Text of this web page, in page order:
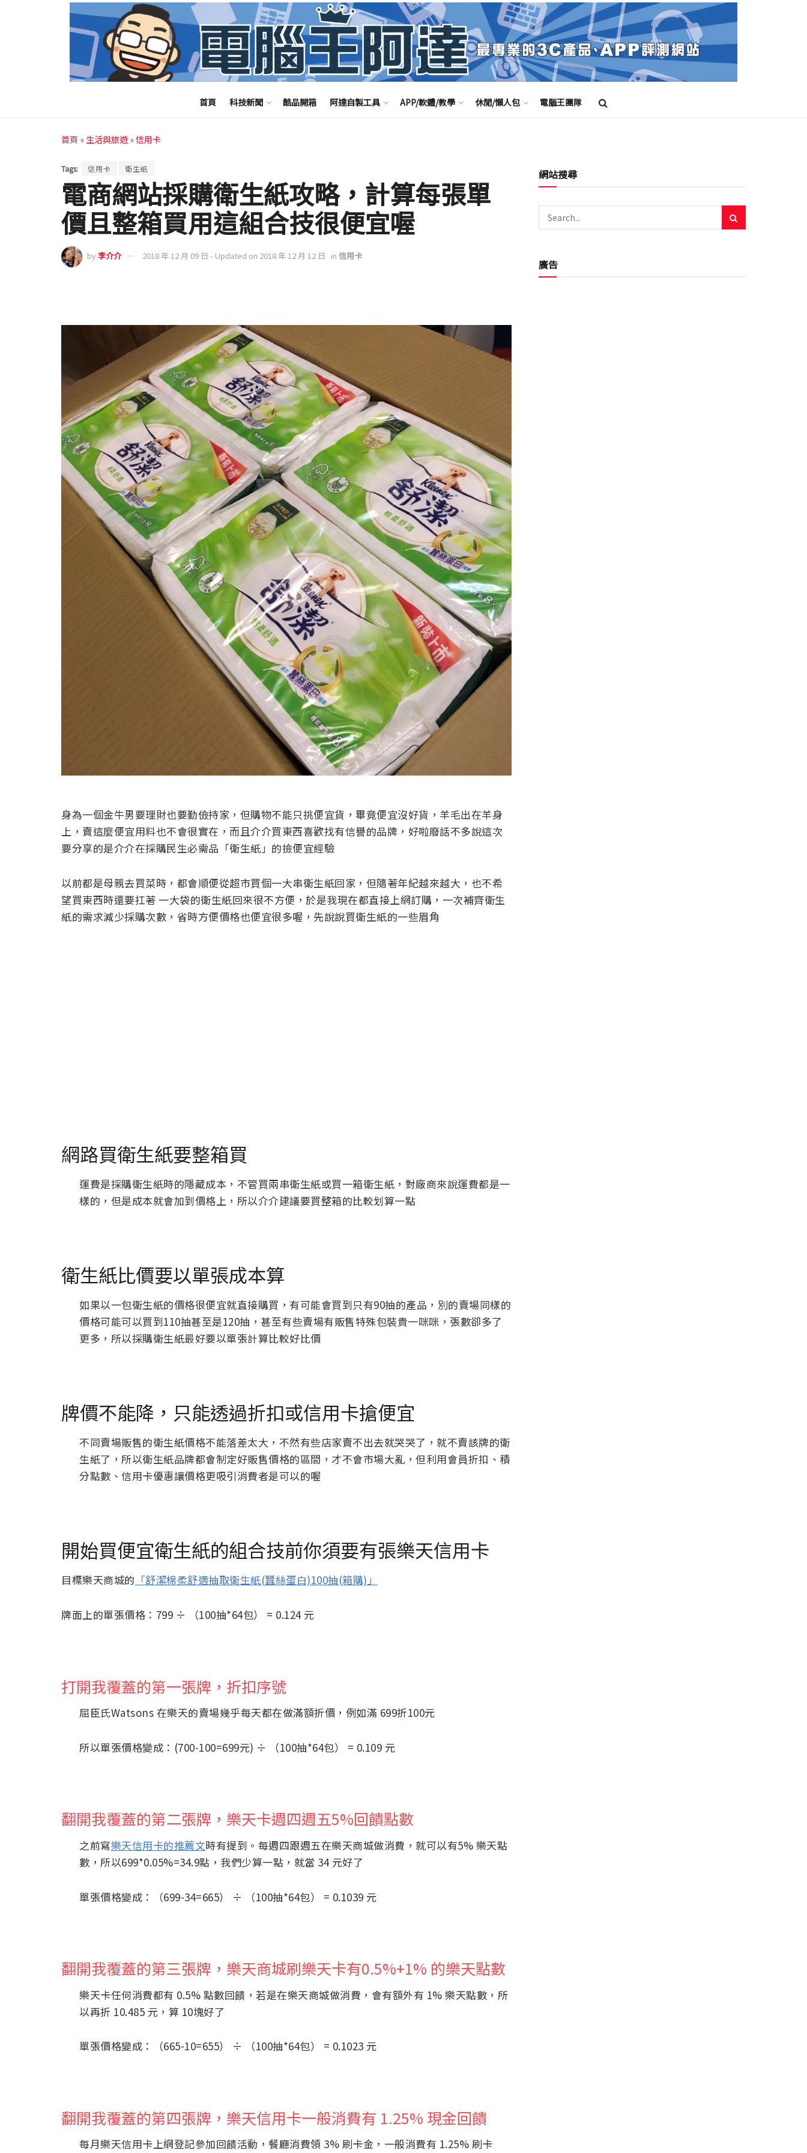
首頁 科技新聞 酷品開箱 阿達自製工具 APP/軟體/教學 休閒/懶人包 電腦王團隊
首頁 » 生活與旅遊 »信用卡
Tags: 信用卡 衛生紙
電商網站採購衛生紙攻略，計算每張單
價且整箱買用這組合技很便宜喔
by李介介 2018 年 12 月 09 日 - Updated on 2018 年 12 月 12 日 in 信用卡
身為一個金牛男要理財也要勤儉持家，但購物不能只挑便宜貨，畢竟便宜沒好貨，羊毛出在羊身
上，賣這麼便宜用料也不會很實在，而且介介買東西喜歡找有信譽的品牌，好啦廢話不多說這次
要分享的是介介在採購民生必需品「衛生紙」的撿便宜經驗
以前都是母親去買菜時，都會順便從超市買個一大串衛生紙回家，但隨著年紀越來越大，也不希
望買東西時還要扛著 一大袋的衛生紙回來很不方便，於是我現在都直接上網訂購，一次補齊衛生
紙的需求減少採購次數，省時方便價格也便宜很多喔，先說說買衛生紙的一些眉角
網路買衛生紙要整箱買
運費是採購衛生紙時的隱藏成本，不管買兩串衛生紙或買一箱衛生紙，對廠商來說運費都是一
樣的，但是成本就會加到價格上，所以介介建議要買整箱的比較划算一點
衛生紙比價要以單張成本算
如果以一包衛生紙的價格很便宜就直接購買，有可能會買到只有90抽的產品，別的賣場同樣的
價格可能可以買到110抽甚至是120抽，甚至有些賣場有販售特殊包裝貴一咪咪，張數卻多了
更多，所以採購衛生紙最好要以單張計算比較好比價
牌價不能降，只能透過折扣或信用卡搶便宜
不同賣場販售的衛生紙價格不能落差太大，不然有些店家賣不出去就哭哭了，就不賣該牌的衛
生紙了，所以衛生紙品牌都會制定好販售價格的區間，才不會市場大亂，但利用會員折扣、積
分點數、信用卡優惠讓價格更吸引消費者是可以的喔
開始買便宜衛生紙的組合技前你須要有張樂天信用卡
目標樂天商城的 「舒潔棉柔舒適抽取衛生紙(蠶絲蛋白)100抽(箱購)」
牌面上的單張價格：799 ÷ （100抽*64包） = 0.124 元
打開我覆蓋的第一張牌，折扣序號
屈臣氏Watsons 在樂天的賣場幾乎每天都在做滿額折價，例如滿 699折100元
所以單張價格變成：(700-100=699元) ÷ （100抽*64包） = 0.109 元
翻開我覆蓋的第二張牌，樂天卡週四週五5%回饋點數
之前寫樂天信用卡的推薦文時有提到。每週四跟週五在樂天商城做消費，就可以有5% 樂天點
數，所以699*0.05%=34.9點，我們少算一點，就當 34 元好了
單張價格變成：（699-34=665） ÷ （100抽*64包） = 0.1039 元
翻開我覆蓋的第三張牌，樂天商城刷樂天卡有0.5%+1% 的樂天點數
樂天卡任何消費都有 0.5% 點數回饋，若是在樂天商城做消費，會有額外有 1% 樂天點數，所
以再折 10.485 元，算 10塊好了
單張價格變成：（665-10=655） ÷ （100抽*64包） = 0.1023 元
翻開我覆蓋的第四張牌，樂天信用卡一般消費有 1.25% 現金回饋
每月樂天信用卡上網登記參加回饋活動，餐廳消費領 3% 刷卡金，一般消費有 1.25% 刷卡
網站搜尋
廣告